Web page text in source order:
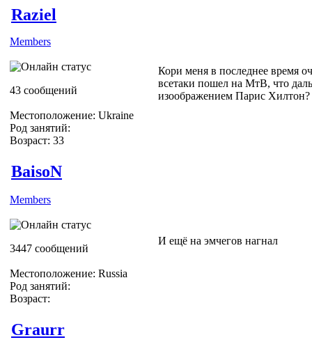
Raziel
Members
43 сообщений
Местоположение: Ukraine
Род занятий:
Возраст: 33
Кори меня в последнее время
всетаки пошел на МтВ, что
изоображением Парис Хилтон?
BaisoN
Members
3447 сообщений
Местоположение: Russia
Род занятий:
Возраст:
И ещё на эмчегов нагнал
Graurr